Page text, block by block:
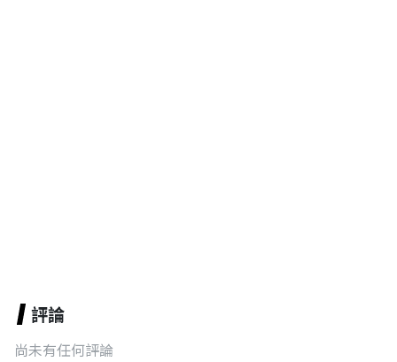
評論
尚未有任何評論